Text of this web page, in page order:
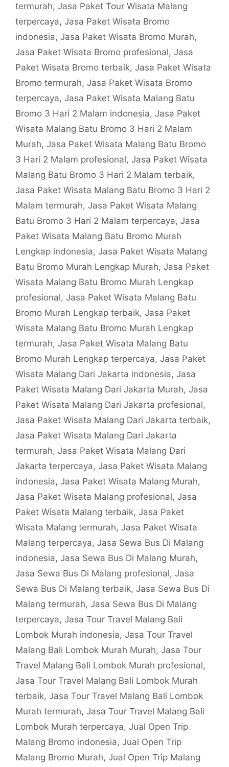
termurah, Jasa Paket Tour Wisata Malang
terpercaya, Jasa Paket Wisata Bromo
indonesia, Jasa Paket Wisata Bromo Murah,
Jasa Paket Wisata Bromo profesional, Jasa
Paket Wisata Bromo terbaik, Jasa Paket Wisata
Bromo termurah, Jasa Paket Wisata Bromo
terpercaya, Jasa Paket Wisata Malang Batu
Bromo 3 Hari 2 Malam indonesia, Jasa Paket
Wisata Malang Batu Bromo 3 Hari 2 Malam
Murah, Jasa Paket Wisata Malang Batu Bromo
3 Hari 2 Malam profesional, Jasa Paket Wisata
Malang Batu Bromo 3 Hari 2 Malam terbaik,
Jasa Paket Wisata Malang Batu Bromo 3 Hari 2
Malam termurah, Jasa Paket Wisata Malang
Batu Bromo 3 Hari 2 Malam terpercaya, Jasa
Paket Wisata Malang Batu Bromo Murah
Lengkap indonesia, Jasa Paket Wisata Malang
Batu Bromo Murah Lengkap Murah, Jasa Paket
Wisata Malang Batu Bromo Murah Lengkap
profesional, Jasa Paket Wisata Malang Batu
Bromo Murah Lengkap terbaik, Jasa Paket
Wisata Malang Batu Bromo Murah Lengkap
termurah, Jasa Paket Wisata Malang Batu
Bromo Murah Lengkap terpercaya, Jasa Paket
Wisata Malang Dari Jakarta indonesia, Jasa
Paket Wisata Malang Dari Jakarta Murah, Jasa
Paket Wisata Malang Dari Jakarta profesional,
Jasa Paket Wisata Malang Dari Jakarta terbaik,
Jasa Paket Wisata Malang Dari Jakarta
termurah, Jasa Paket Wisata Malang Dari
Jakarta terpercaya, Jasa Paket Wisata Malang
indonesia, Jasa Paket Wisata Malang Murah,
Jasa Paket Wisata Malang profesional, Jasa
Paket Wisata Malang terbaik, Jasa Paket
Wisata Malang termurah, Jasa Paket Wisata
Malang terpercaya, Jasa Sewa Bus Di Malang
indonesia, Jasa Sewa Bus Di Malang Murah,
Jasa Sewa Bus Di Malang profesional, Jasa
Sewa Bus Di Malang terbaik, Jasa Sewa Bus Di
Malang termurah, Jasa Sewa Bus Di Malang
terpercaya, Jasa Tour Travel Malang Bali
Lombok Murah indonesia, Jasa Tour Travel
Malang Bali Lombok Murah Murah, Jasa Tour
Travel Malang Bali Lombok Murah profesional,
Jasa Tour Travel Malang Bali Lombok Murah
terbaik, Jasa Tour Travel Malang Bali Lombok
Murah termurah, Jasa Tour Travel Malang Bali
Lombok Murah terpercaya, Jual Open Trip
Malang Bromo indonesia, Jual Open Trip
Malang Bromo Murah, Jual Open Trip Malang